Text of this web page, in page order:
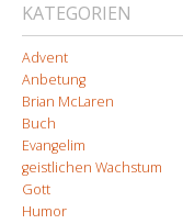
KATEGORIEN
Advent
Anbetung
Brian McLaren
Buch
Evangelim
geistlichen Wachstum
Gott
Humor